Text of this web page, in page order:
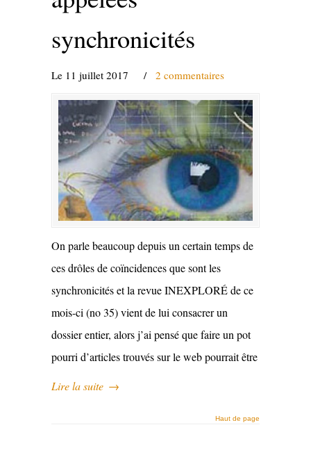
synchronicités
Le 11 juillet 2017 / 2 commentaires
On parle beaucoup depuis un certain temps de
ces drôles de coïncidences que sont les
synchronicités et la revue INEXPLORÉ de ce
mois-ci (no 35) vient de lui consacrer un
dossier entier, alors j’ai pensé que faire un pot
pourri d’articles trouvés sur le web pourrait être
Lire la suite →
Haut de page